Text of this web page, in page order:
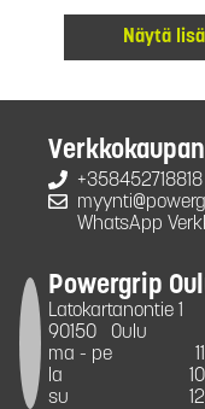
Näytä
+358452718818
WhatsApp
Powergrip
Latokartanontie 1
90150
Oulu
ma - pe
la
su